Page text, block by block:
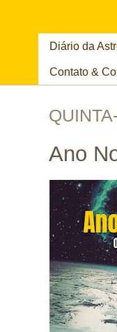
Diário da
Contato &
Ano